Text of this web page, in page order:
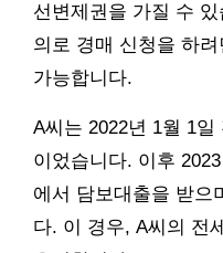
선변제권을 가질 수
의로 경매 신청을 하
가능합니다.
A씨는 2022년 1월 1
이었습니다. 이후
에서 담보대출을 받으
다. 이 경우, A씨의 전